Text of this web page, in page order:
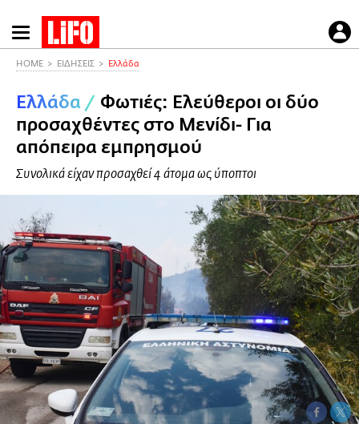
Παράκαμψη
προς
περιεχόμενο
HOME ΕΙΔΗΣΕΙΣ Ελλάδα
Ελλάδα / Φωτιές: Ελεύθεροι οι δύο
προσαχθέντες στο Μενίδι- Για
απόπειρα εμπρησμού
Συνολικά είχαν προσαχθεί 4 άτομα ως ύποπτοι